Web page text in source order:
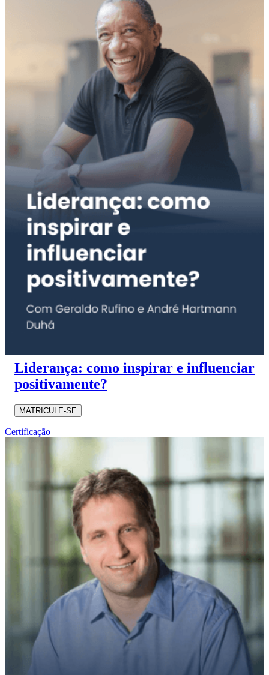
Liderança: como inspirar e influenciar
positivamente?
MATRICULE-SE
Certificação